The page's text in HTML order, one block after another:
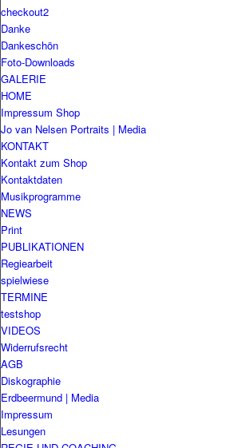
checkout2
Danke
Dankeschön
Foto-Downloads
GALERIE
HOME
Impressum Shop
Jo van Nelsen Portraits | Media
KONTAKT
Kontakt zum Shop
Kontaktdaten
Musikprogramme
NEWS
Print
PUBLIKATIONEN
Regiearbeit
spielwiese
TERMINE
testshop
VIDEOS
Widerrufsrecht
AGB
Diskographie
Erdbeermund | Media
Impressum
Lesungen